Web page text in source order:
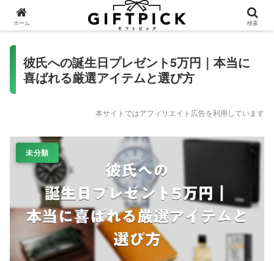
彼氏への誕生日プレゼント5万円｜本当に
喜ばれる厳選アイテムと選び方
本サイトではアフィリエイト広告を利用しています
未分類
ホーム 検索